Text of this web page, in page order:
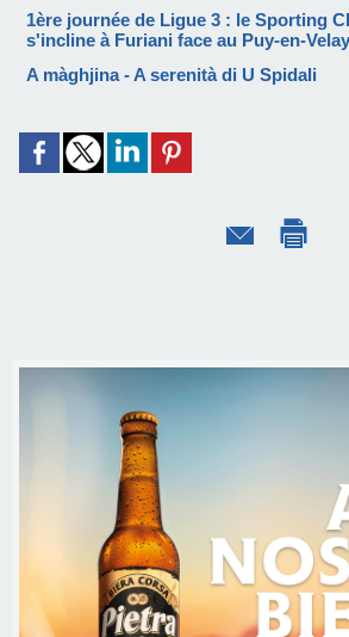
1ère journée de Ligue 3 : le Sporting
s'incline à Furiani face au Puy-en-
A màghjina - A serenità di U Spidali